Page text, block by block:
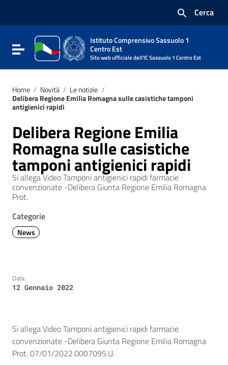
Vai al footer
Cerca
Attiva / disattiva la navigazione
Istituto Comprensivo Sassuolo 1
Centro Est
Sito web ufficiale dell'IC Sassuolo 1 Centro Est
Home / Novità / Le notizie /
Delibera Regione Emilia Romagna sulle casistiche tamponi
antigienici rapidi
Delibera Regione Emilia
Romagna sulle casistiche
tamponi antigienici rapidi
Si allega Video Tamponi antigienici rapidi farmacie
convenzionate -Delibera Giunta Regione Emilia Romagna
Prot.
Categorie
News
Data:
12 Gennaio 2022
Si allega Video Tamponi antigienici rapidi farmacie
convenzionate -Delibera Giunta Regione Emilia Romagna
Prot. 07/01/2022.0007095.U.